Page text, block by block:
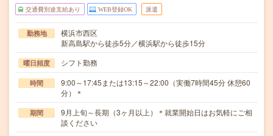
交通費別途支給あり WEB登録OK 派遣
勤務地
横浜市西区
新高島駅から徒歩5分／横浜駅から徒歩15分
曜日頻度 シフト勤務
時間
9:00～17:45または13:15～22:00（実働7時間45分 休憩60
分）＊
期間
9月上旬～長期（3ヶ月以上）＊就業開始日はお気軽にご相
談ください